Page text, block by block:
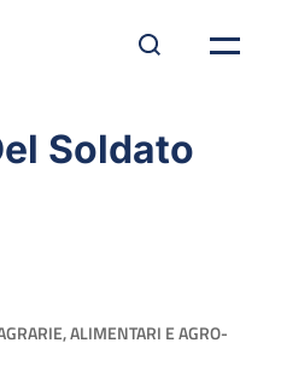
Soldato
ALIMENTARI E AGRO-